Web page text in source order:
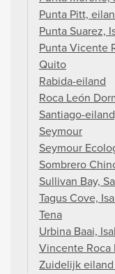
Punta Pitt,
Punta Suarez,
Punta Vicente
Quito
Rabida-eiland
Roca León
Santiago-
Seymour
Seymour
Sombrero
Sullivan Bay,
Tagus Cove,
Tena
Urbina Baai,
Vincente Roca
Zuidelijk eiland